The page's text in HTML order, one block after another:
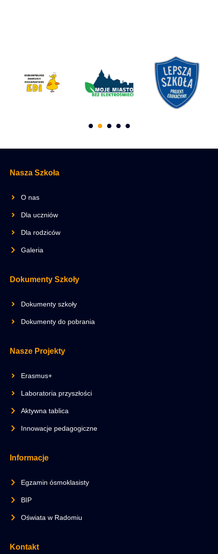
Nasza Szkoła
O nas
Dla uczniów
Dla rodziców
Galeria
Dokumenty Szkoły
Dokumenty szkoły
Dokumenty do pobrania
Nasze Projekty
Erasmus+
Laboratoria przyszłości
Aktywna tablica
Innowacje pedagogiczne
Informacje
Egzamin ósmoklasisty
BIP
Oświata w Radomiu
Kontakt